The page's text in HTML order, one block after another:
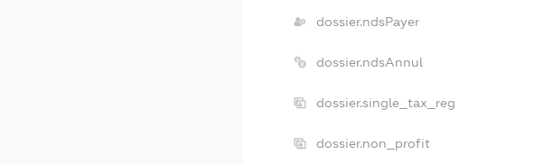
dossier.ndsPayer
dossier.ndsAnnul
dossier.single_tax_reg
dossier.non_profit